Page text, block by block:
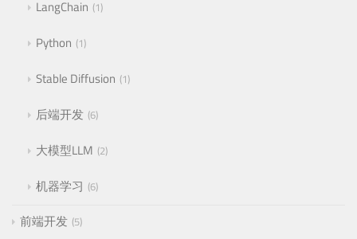
LangChain 1
Python 1
Stable Diffusion 1
后端开发 6
大模型LLM 2
机器学习 6
前端开发 5